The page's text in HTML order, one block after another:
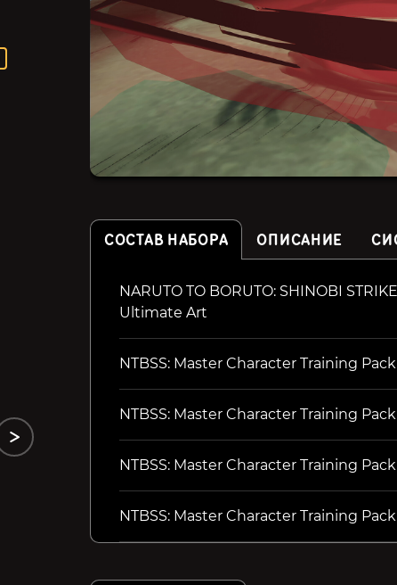
3% 399₽ 20%
СОСТАВ НАБОРА ОПИСАНИЕ
NARUTO TO BORUTO: SHINOBI
Ultimate Art
NTBSS: Master Character Training
NTBSS: Master Character Training
NTBSS: Master Character Training
NTBSS: Master Character Training